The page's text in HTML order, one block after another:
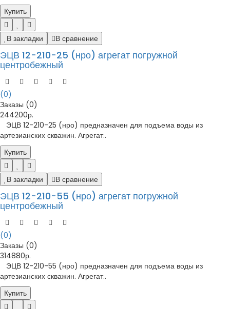
Купить
В закладки В сравнение
ЭЦВ 12-210-25 (нро) агрегат погружной
центробежный
(0)
Заказы (0)
244200р.
ЭЦВ 12-210-25 (нро) предназначен для подъема воды из
артезианских скважин. Агрегат..
Купить
В закладки В сравнение
ЭЦВ 12-210-55 (нро) агрегат погружной
центробежный
(0)
Заказы (0)
314880р.
ЭЦВ 12-210-55 (нро) предназначен для подъема воды из
артезианских скважин. Агрегат..
Купить